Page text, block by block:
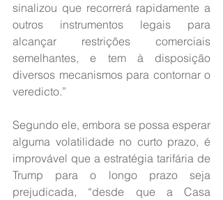
sinalizou que recorrerá rapidamente a
outros instrumentos legais para
alcançar restrições comerciais
semelhantes, e tem à disposição
diversos mecanismos para contornar o
veredicto.”
Segundo ele, embora se possa esperar
alguma volatilidade no curto prazo, é
improvável que a estratégia tarifária de
Trump para o longo prazo seja
prejudicada, “desde que a Casa